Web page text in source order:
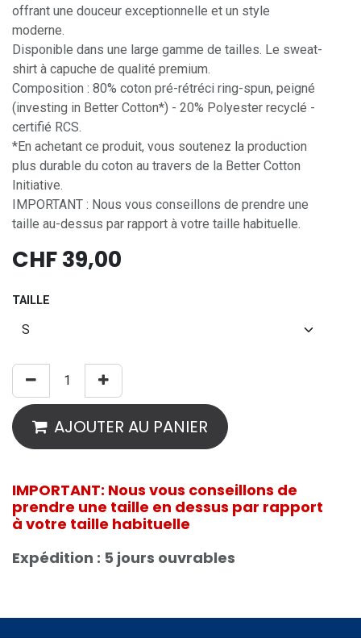
offrant une douceur exceptionnelle et un style
moderne.
Disponible dans une large gamme de tailles. Le sweat-
shirt à capuche de qualité premium.
Composition : 80% coton pré-rétréci ring-spun, peigné
(investing in Better Cotton*) - 20% Polyester recyclé -
certifié RCS.
*En achetant ce produit, vous soutenez la production
plus durable du coton au travers de la Better Cotton
Initiative.
IMPORTANT : Nous vous conseillons de prendre une
taille au-dessus par rapport à votre taille habituelle.
CHF39,00
TAILLE
AJOUTER AU PANIER
IMPORTANT: Nous vous conseillons de
prendre une taille en dessus par rapport
à votre taille habituelle
Expédition : 5 jours ouvrables